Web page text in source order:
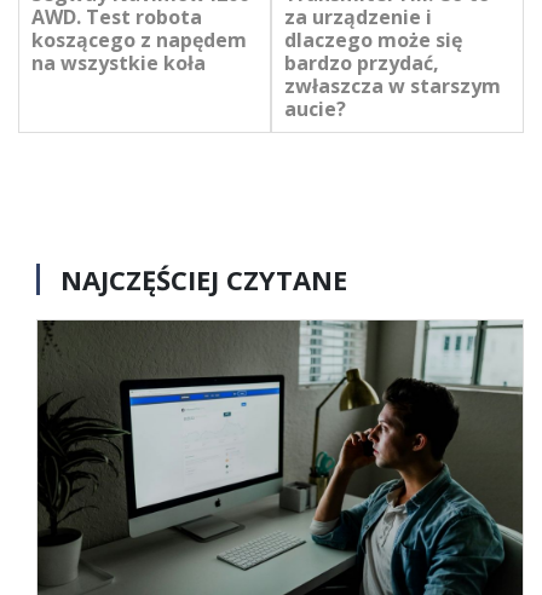
AWD. Test robota
koszącego z napędem
na wszystkie koła
za urządzenie i
dlaczego może się
bardzo przydać,
zwłaszcza w starszym
aucie?
NAJCZĘŚCIEJ CZYTANE